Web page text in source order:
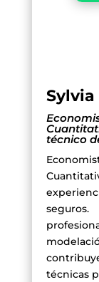
Sylvia
técnico
técnicas